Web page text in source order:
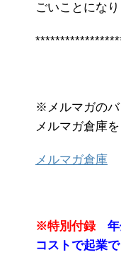
ごいことになり
※メルマガのバ
メルマガ倉庫
メルマガ倉庫
※特別付録
コストで起業